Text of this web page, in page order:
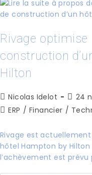
Rivage optimise
construction
Hilton
Nicolas Idelot
24
ERP / Financier /
Rivage est
hôtel Hampton by
l’achèvement est prévu